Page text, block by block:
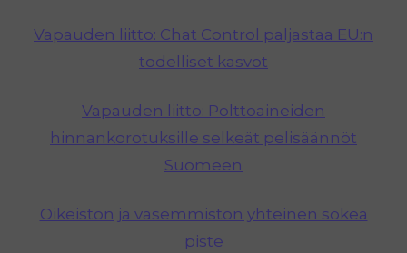
Vapauden liitto: Chat Control paljastaa EU:n
todelliset kasvot
Vapauden liitto: Polttoaineiden
hinnankorotuksille selkeät pelisäännöt
Suomeen
Oikeiston ja vasemmiston yhteinen sokea
piste